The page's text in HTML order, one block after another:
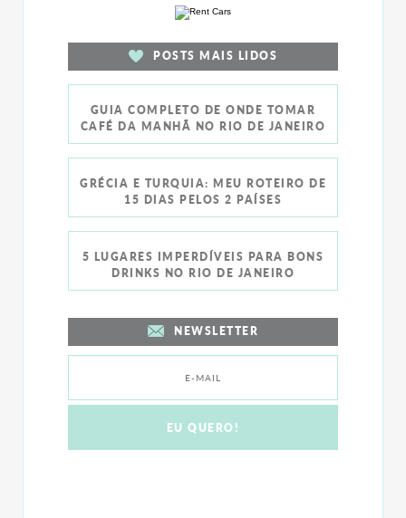
POSTS MAIS LIDOS
GUIA COMPLETO DE ONDE TOMAR
CAFÉ DA MANHÃ NO RIO DE JANEIRO
GRÉCIA E TURQUIA: MEU ROTEIRO DE
15 DIAS PELOS 2 PAÍSES
5 LUGARES IMPERDÍVEIS PARA BONS
DRINKS NO RIO DE JANEIRO
NEWSLETTER